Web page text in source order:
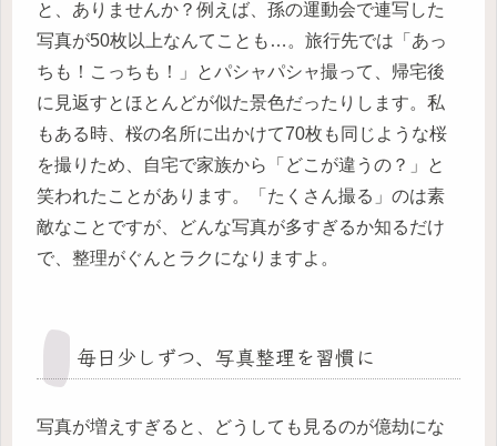
と、ありませんか？例えば、孫の運動会で連写した
写真が50枚以上なんてことも…。旅行先では「あっ
ちも！こっちも！」とパシャパシャ撮って、帰宅後
に見返すとほとんどが似た景色だったりします。私
もある時、桜の名所に出かけて70枚も同じような桜
を撮りため、自宅で家族から「どこが違うの？」と
笑われたことがあります。「たくさん撮る」のは素
敵なことですが、どんな写真が多すぎるか知るだけ
で、整理がぐんとラクになりますよ。
毎日少しずつ、写真整理を習慣に
写真が増えすぎると、どうしても見るのが億劫にな